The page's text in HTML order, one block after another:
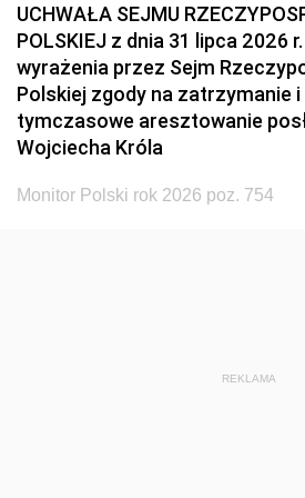
UCHWAŁA SEJMU
POLSKIEJ z dnia 31 lipca 2026
wyrażenia przez Sejm
Polskiej zgody na zatrzymanie i
tymczasowe aresztowanie
Wojciecha Króla
Monitor Polski rok 2026 poz. 754
REKLAMA